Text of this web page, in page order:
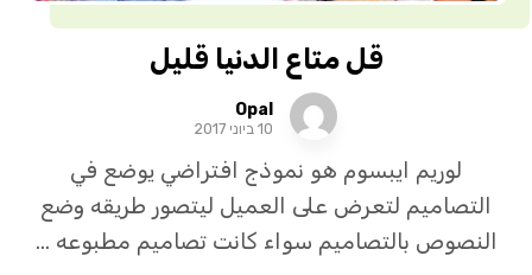
قل متاع الدنيا قليل
Opal
10 ביוני 2017
لوريم ايبسوم هو نموذج افتراضي يوضع في
التصاميم لتعرض على العميل ليتصور طريقه وضع
النصوص بالتصاميم سواء كانت تصاميم مطبوعه ...